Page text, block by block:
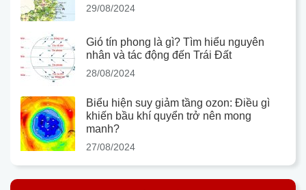
29/08/2024
Gió tín phong là gì? Tìm hiểu nguyên
nhân và tác động đến Trái Đất
28/08/2024
Biểu hiện suy giảm tầng ozon: Điều gì
khiến bầu khí quyển trở nên mong
manh?
27/08/2024